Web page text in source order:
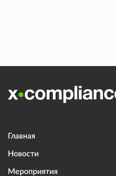
Главная
Новости
Мероприятия